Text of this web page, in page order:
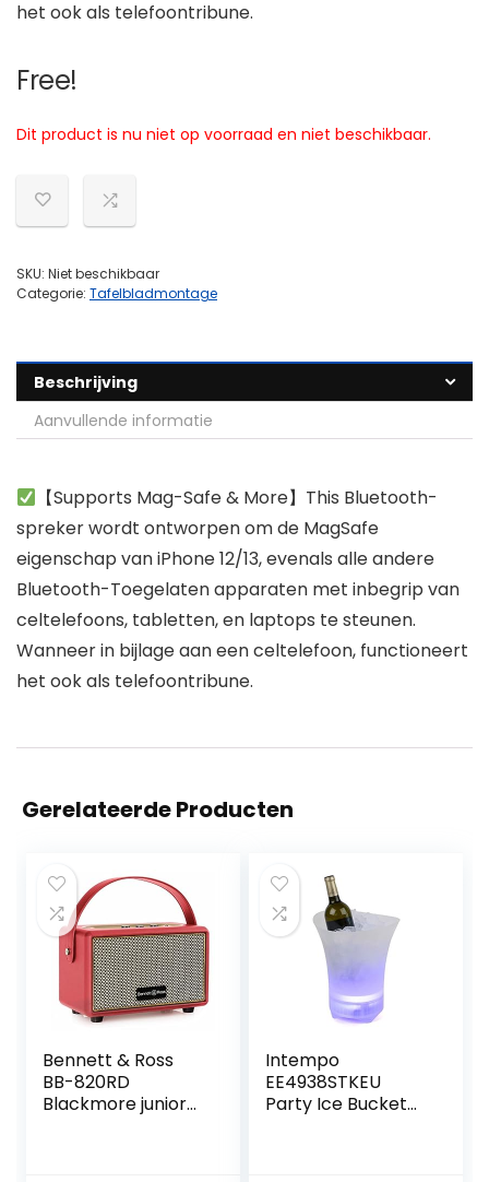
het ook als telefoontribune.
Free!
Dit product is nu niet op voorraad en niet beschikbaar.
SKU: Niet beschikbaar
Categorie: Tafelbladmontage
Beschrijving
Aanvullende informatie
【Supports Mag-Safe & More】This Bluetooth-
spreker wordt ontworpen om de MagSafe
eigenschap van iPhone 12/13, evenals alle andere
Bluetooth-Toegelaten apparaten met inbegrip van
celtelefoons, tabletten, en laptops te steunen.
Wanneer in bijlage aan een celtelefoon, functioneert
het ook als telefoontribune.
Gerelateerde Producten
Bennett & Ross
BB-820RD
Blackmore junior
Intempo
EE4938STKEU
Party Ice Bucket